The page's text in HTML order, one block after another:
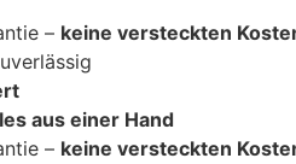
– keine versteckten
aus einer Hand
– keine versteckten